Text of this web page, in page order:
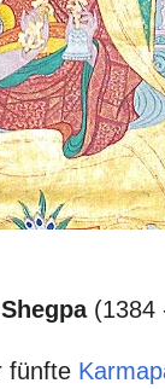
(1384
fünfte